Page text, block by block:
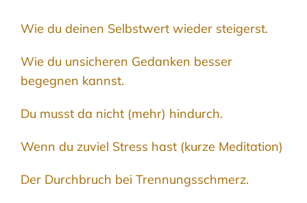
Wie du deinen Selbstwert wieder steigerst.
Wie du unsicheren Gedanken besser
begegnen kannst.
Du musst da nicht (mehr) hindurch.
Wenn du zuviel Stress hast (kurze Meditation)
Der Durchbruch bei Trennungsschmerz.